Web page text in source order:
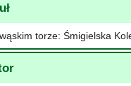
torze: Śmigielska